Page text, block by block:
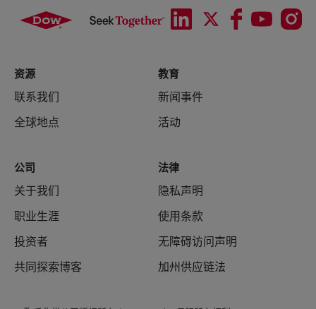
资源
联系我们
全球地点
教育
新闻事件
活动
公司
关于我们
职业生涯
投资者
共同探索博客
法律
隐私声明
使用条款
无障碍访问声明
加州供应链法